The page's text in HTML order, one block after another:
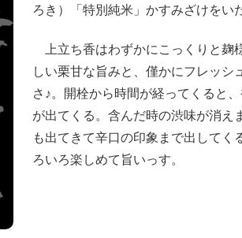
ろき）「特別純米」かすみざけをい
上立ち香はわずかにこっくりと麹
しい栗甘な旨みと、僅かにフレッシ
さ♪。開栓から時間が経ってくると
が出てくる。含んだ時の渋味が消え
も出てきて辛口の印象まで出してく
ろいろ楽しめて旨いっす。